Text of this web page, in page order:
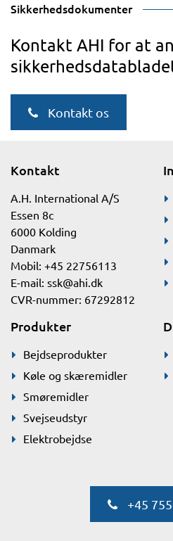
Sikkerhedsdokumenter
Kontakt AHI for at
Kontakt os
Kontakt
A.H. International A/S
Essen 8c
6000 Kolding
Danmark
Mobil: +45 22756113
E-mail: ssk@ahi.dk
CVR-nummer: 67292812
Produkter
Bejdseprodukter
Køle og skæremidler
Smøremidler
Svejseudstyr
Elektrobejdse
+45